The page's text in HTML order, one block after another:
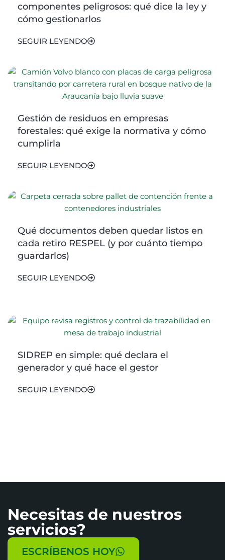
componentes peligrosos: qué dice la ley y
cómo gestionarlos
SEGUIR LEYENDO
Gestión de residuos en empresas
forestales: qué exige la normativa y cómo
cumplirla
SEGUIR LEYENDO
Qué documentos deben quedar listos en
cada retiro RESPEL (y por cuánto tiempo
guardarlos)
SEGUIR LEYENDO
SIDREP en simple: qué declara el
generador y qué hace el gestor
SEGUIR LEYENDO
Necesitas de nuestros
servicios?
ESCRÍBENOS HOY